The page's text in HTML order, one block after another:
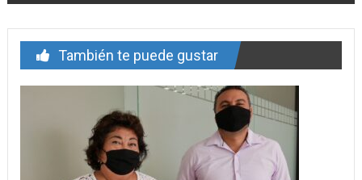
entradaTambién te puede gustar